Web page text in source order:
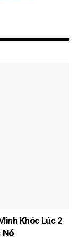
Khóc Lúc 2
Nó